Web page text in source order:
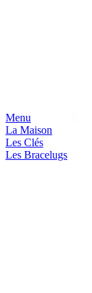
Menu
La Maison
Les Clés
Les Bracelugs